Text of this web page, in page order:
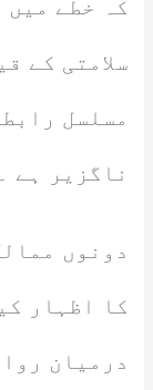
کہ خطے میں
سلامتی کے
مسلسل
ناگزیر ہے ۔
دونوں
کا اظہار
درمیان